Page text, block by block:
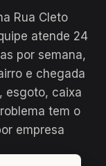
Rua Cleto
atende 24
por semana,
e chegada
esgoto, caixa
tem o
empresa